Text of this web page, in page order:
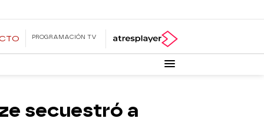
PROGRAMACIÓN TV
secuestró a